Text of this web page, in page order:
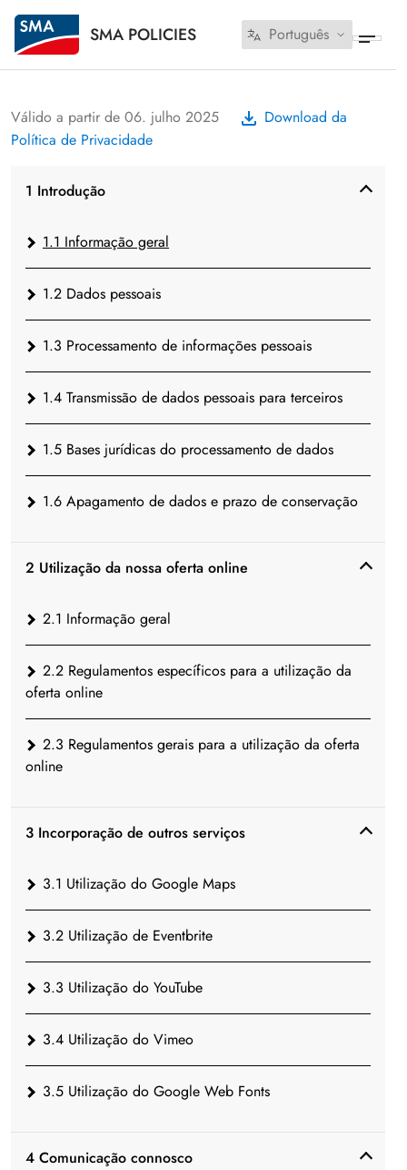
SMA POLICIES Português
Válido a partir de 06. julho 2025
Download da
Política de Privacidade
1 Introdução
1.1 Informação geral
1.2 Dados pessoais
1.3 Processamento de informações pessoais
1.4 Transmissão de dados pessoais para terceiros
1.5 Bases jurídicas do processamento de dados
1.6 Apagamento de dados e prazo de conservação
2 Utilização da nossa oferta online
2.1 Informação geral
2.2 Regulamentos específicos para a utilização da
oferta online
2.3 Regulamentos gerais para a utilização da oferta
online
3 Incorporação de outros serviços
3.1 Utilização do Google Maps
3.2 Utilização de Eventbrite
3.3 Utilização do YouTube
3.4 Utilização do Vimeo
3.5 Utilização do Google Web Fonts
4 Comunicação connosco